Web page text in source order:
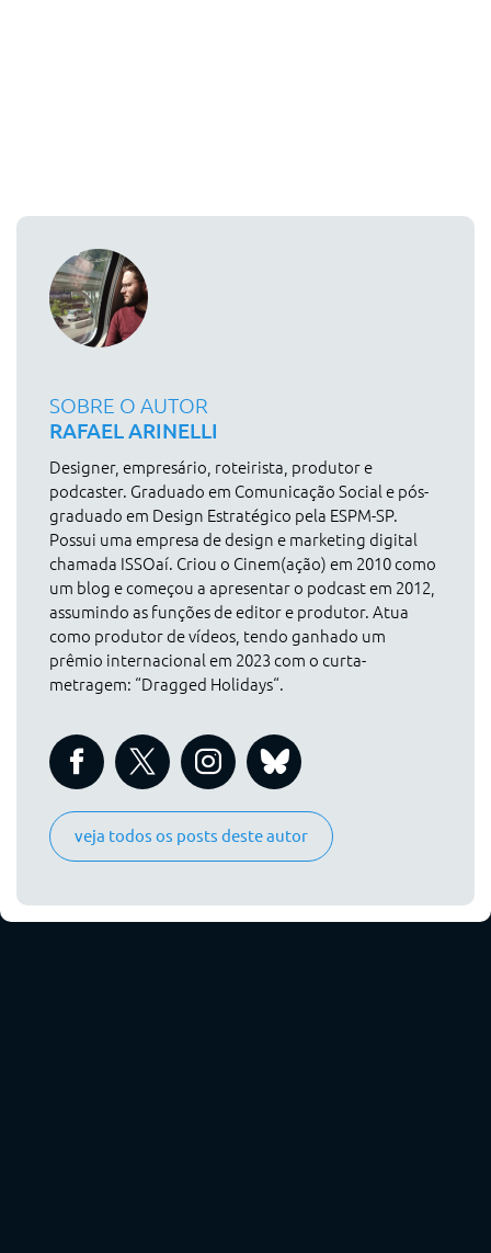
SOBRE O AUTOR
RAFAEL ARINELLI
Designer, empresário, roteirista, produtor e
podcaster. Graduado em Comunicação Social e pós-
graduado em Design Estratégico pela ESPM-SP.
Possui uma empresa de design e marketing digital
chamada ISSOaí. Criou o Cinem(ação) em 2010 como
um blog e começou a apresentar o podcast em 2012,
assumindo as funções de editor e produtor. Atua
como produtor de vídeos, tendo ganhado um
prêmio internacional em 2023 com o curta-
metragem: “Dragged Holidays“.
veja todos os posts deste autor